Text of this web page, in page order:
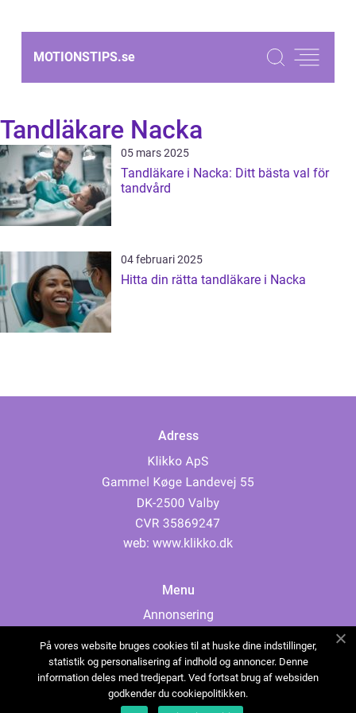
MOTIONSTIPS.se
Tandläkare Nacka
05 mars 2025
Tandläkare i Nacka: Ditt bästa val för
tandvård
04 februari 2025
Hitta din rätta tandläkare i Nacka
Adress
web: www.klikko.dk
Menu
Annonsering
Cookies
Kontakta oss
Sitemap
På vores website bruges cookies til at huske dine indstillinger,
statistik og personalisering af indhold og annoncer. Denne
information deles med tredjepart. Ved fortsat brug af websiden
godkender du cookiepolitikken.